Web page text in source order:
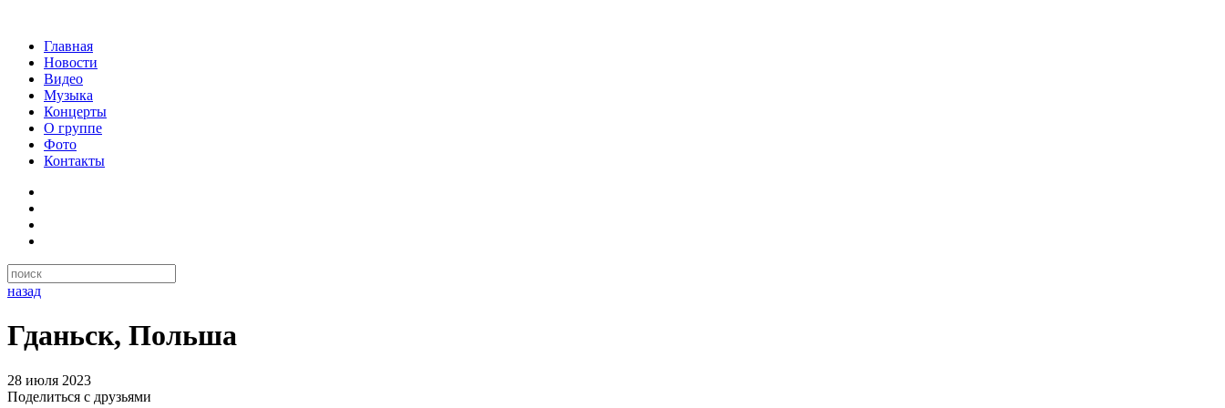
Главная
Новости
Видео
Музыка
Концерты
О группе
Фото
Контакты
назад
Гданьск, Польша
28 июля 2023
Поделиться с друзьями